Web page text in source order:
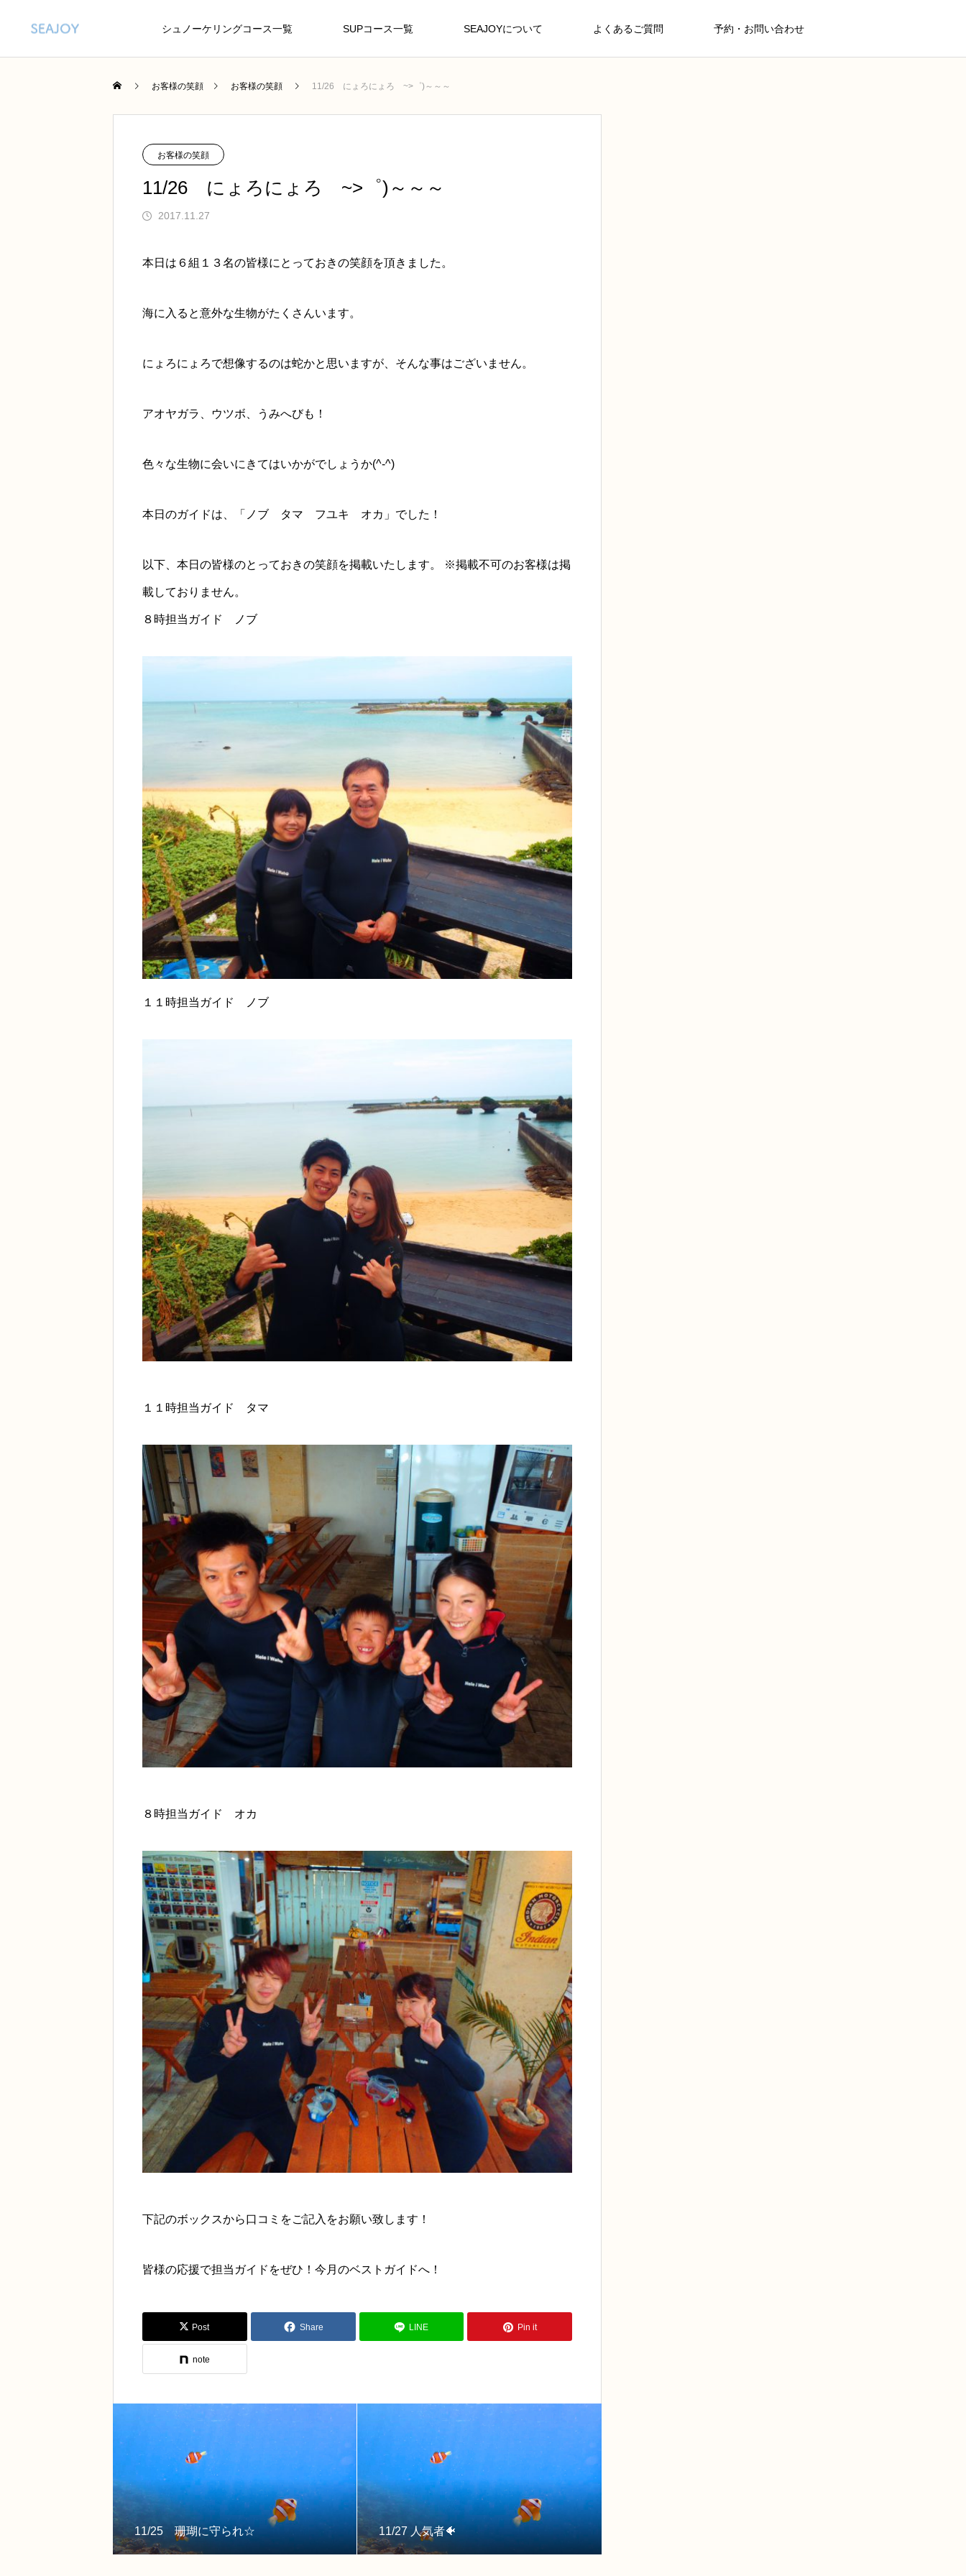
シュノーケリングコース一覧 SUPコース一覧 SEAJOYについて よくあるご質問 予約・お問い合わせ
お客様の笑顔 お客様の笑顔 11/26 にょろにょろ ~>゜)～～～
お客様の笑顔
11/26 にょろにょろ ~>゜)～～～
2017.11.27
本日は６組１３名の皆様にとっておきの笑顔を頂きました。
海に入ると意外な生物がたくさんいます。
にょろにょろで想像するのは蛇かと思いますが、そんな事はございません。
アオヤガラ、ウツボ、うみへびも！
色々な生物に会いにきてはいかがでしょうか(^-^)
本日のガイドは、「ノブ タマ フユキ オカ」でした！
以下、本日の皆様のとっておきの笑顔を掲載いたします。 ※掲載不可のお客様は掲
載しておりません。
８時担当ガイド ノブ
１１時担当ガイド ノブ
１１時担当ガイド タマ
８時担当ガイド オカ
下記のボックスから口コミをご記入をお願い致します！
皆様の応援で担当ガイドをぜひ！今月のベストガイドへ！
Post Share LINE Pin it
note
11/25 珊瑚に守られ☆ 11/27 人気者🐠